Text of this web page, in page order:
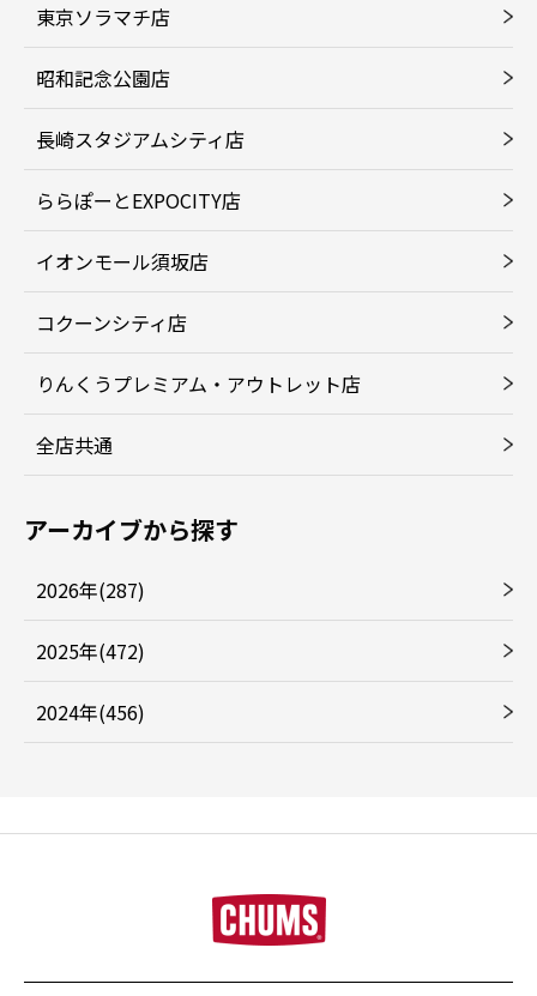
東京ソラマチ店
昭和記念公園店
長崎スタジアムシティ店
ららぽーとEXPOCITY店
イオンモール須坂店
コクーンシティ店
りんくうプレミアム・アウトレット店
全店共通
アーカイブから探す
2026年(287)
2025年(472)
2024年(456)